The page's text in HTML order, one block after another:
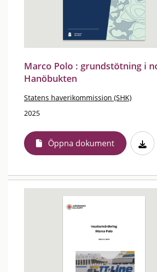
Marco Polo : grundstötning i
Hanöbukten
Statens haverikommission (SHK)
2025
Öppna dokument